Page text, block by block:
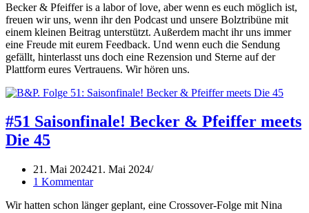
Becker & Pfeiffer is a labor of love, aber wenn es euch möglich ist,
freuen wir uns, wenn ihr den Podcast und unsere Bolztribüne mit
einem kleinen Beitrag unterstützt. Außerdem macht ihr uns immer
eine Freude mit eurem Feedback. Und wenn euch die Sendung
gefällt, hinterlasst uns doch eine Rezension und Sterne auf der
Plattform eures Vertrauens. Wir hören uns.
#51 Saisonfinale! Becker & Pfeiffer meets
Die 45
21. Mai 202421. Mai 2024
1 Kommentar
Wir hatten schon länger geplant, eine Crossover-Folge mit Nina